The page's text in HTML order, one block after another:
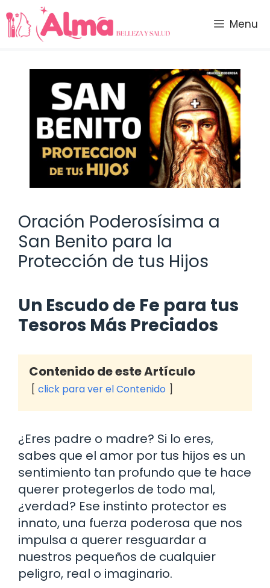
Saltar
al
contenido
Menu
Oración Poderosísima a
San Benito para la
Protección de tus Hijos
Un Escudo de Fe para tus
Tesoros Más Preciados
Contenido de este Artículo
click para ver el Contenido
¿Eres padre o madre? Si lo eres,
sabes que el amor por tus hijos es un
sentimiento tan profundo que te hace
querer protegerlos de todo mal,
¿verdad? Ese instinto protector es
innato, una fuerza poderosa que nos
impulsa a querer resguardar a
nuestros pequeños de cualquier
peligro, real o imaginario.